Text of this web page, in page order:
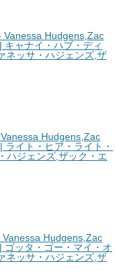
Vanessa Hudgens,Zac
ャナイ・ハブ・ディ
ネッサ・ハジェンズ,ザ
Hudgens,Zac
イト・ヒア・ライト・
ハジェンズ,ザック・エ
Vanessa Hudgens,Zac
ッタ・ゴー・マイ・オ
ネッサ・ハジェンズ,ザ